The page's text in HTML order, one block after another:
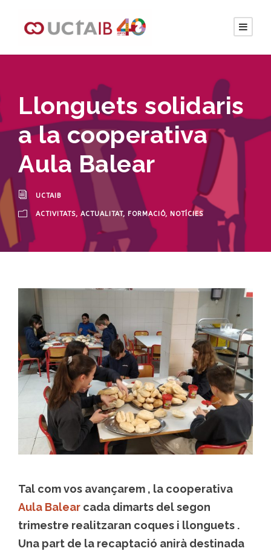
Llonguets solidaris
a la cooperativa
Aula Balear
UCTAIB
ACTIVITATS, ACTUALITAT, FORMACIÓ, NOTÍCIES
Tal com vos avançarem , la cooperativa
Aula Balear cada dimarts del segon
trimestre realitzaran coques i llonguets .
Una part de la recaptació anirà destinada